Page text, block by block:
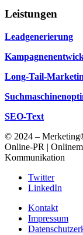
Leistungen
Leadgenerierung
Long-Tail-
SEO-Text
© 2024 –
Online-PR |
Kommunikation
Twitter
LinkedIn
Kontakt
Impressum